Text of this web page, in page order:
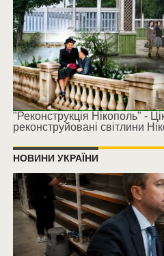
"Реконструкція Нікополь" -
реконструйовані світлини
НОВИНИ УКРАЇНИ